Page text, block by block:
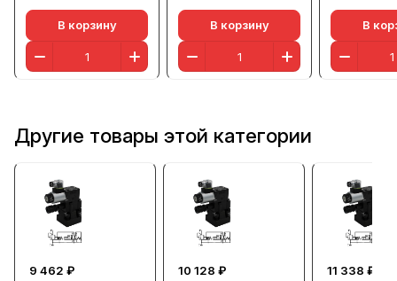
В корзину В корзину В
Другие товары этой категории
9 462 ₽
10 128 ₽
11 338 ₽